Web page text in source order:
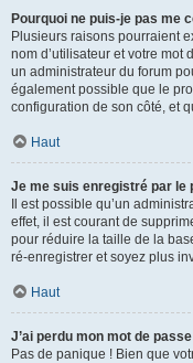
Pourquoi ne puis-je pas me
Plusieurs raisons pourraient
nom d’utilisateur et votre mot
un administrateur du forum
également possible que le
configuration de son côté, et
Haut
Je me suis enregistré par le
Il est possible qu’un
effet, il est courant de
pour réduire la taille de la
ré-enregistrer et soyez plus
Haut
J’ai perdu mon mot de
Pas de panique ! Bien que